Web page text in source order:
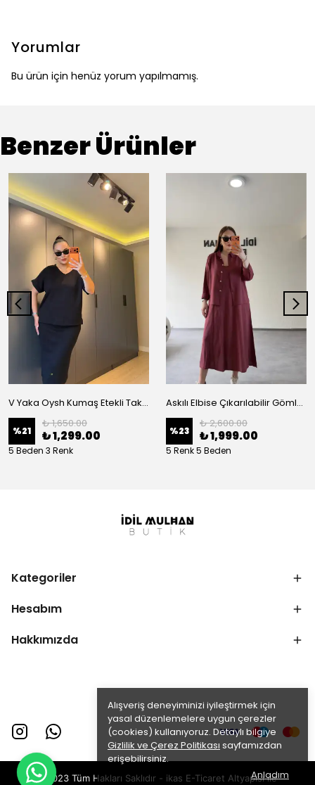
Alışveriş deneyiminizi iyileştirmek için
yasal düzenlemelere uygun çerezler
(cookies) kullanıyoruz. Detaylı bilgiye
Gizlilik ve Çerez Politikası sayfamızdan
erişebilirsiniz.
Anladım
Yorumlar
Bu ürün için henüz yorum yapılmamış.
Benzer Ürünler
V Yaka Oysh Kumaş Etekli Takım
%21
₺ 1,650.00
₺ 1,299.00
5 Beden 3 Renk
Askılı Elbise Çıkarılabilir Gömlek Detaylı Takım
%23
₺ 2,600.00
₺ 1,999.00
5 Renk 5 Beden
Kategoriler
Hesabım
Hakkımızda
©2023 Tüm Hakları Saklıdır - ikas E-Ticaret Altyapısı ile